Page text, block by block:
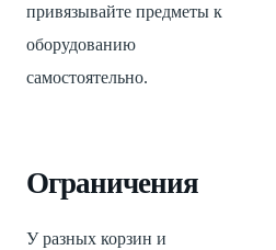
привязывайте предметы к
оборудованию
самостоятельно.
Ограничения
У разных корзин и